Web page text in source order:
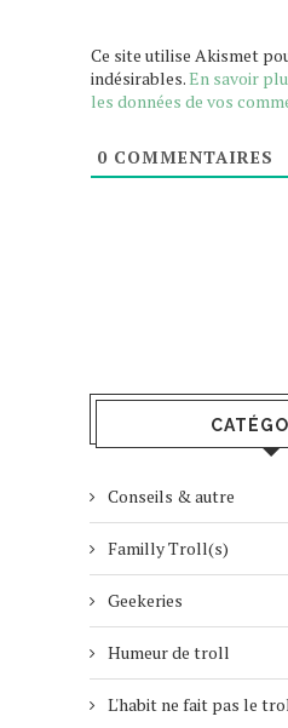
Ce site utilise Akismet
indésirables.En savoir
les données de vos
0 COMMENTAIRES
Conseils & autre
Familly Troll(s)
Geekeries
Humeur de troll
L'habit ne fait pas le